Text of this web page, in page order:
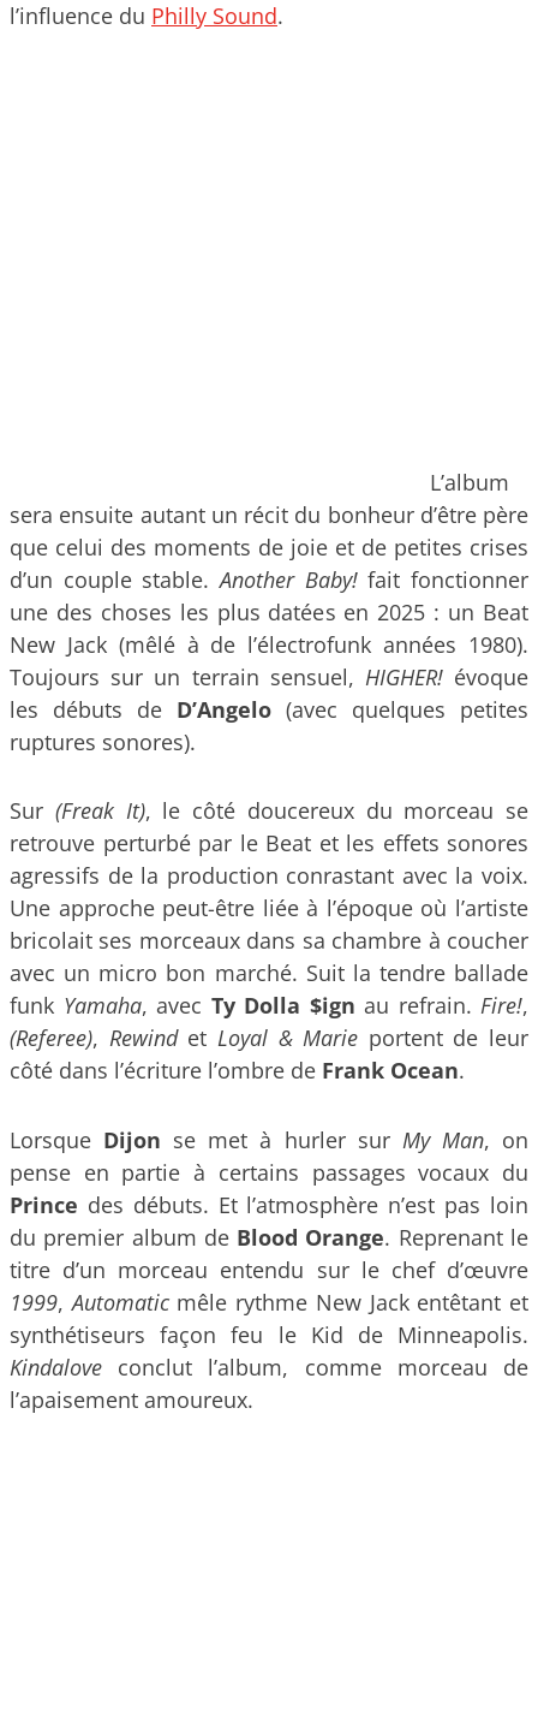
l’influence du Philly Sound.
L’album
sera ensuite autant un récit du bonheur d’être père
que celui des moments de joie et de petites crises
d’un couple stable.Another Baby!fait fonctionner
une des choses les plus datées en 2025 : un Beat
New Jack (mêlé à de l’électrofunk années 1980).
Toujours sur un terrain sensuel, HIGHER!évoque
les débuts de D’Angelo (avec quelques petites
ruptures sonores).
Sur (Freak It), le côté doucereux du morceau se
retrouve perturbé par le Beat et les effets sonores
agressifs de la production conrastant avec la voix.
Une approche peut-être liée à l’époque où l’artiste
bricolait ses morceaux dans sa chambre à coucher
avec un micro bon marché. Suit la tendre ballade
funk Yamaha, avec Ty Dolla $ign au refrain. Fire!,
(Referee), Rewindet Loyal & Marie portent de leur
côté dans l’écriture l’ombre de Frank Ocean.
Lorsque Dijon se met à hurler sur My Man, on
pense en partie à certains passages vocaux du
Prince des débuts. Et l’atmosphère n’est pas loin
du premier album de Blood Orange. Reprenant le
titre d’un morceau entendu sur le chef d’œuvre
1999,Automaticmêle rythme New Jack entêtant et
synthétiseurs façon feu le Kid de Minneapolis.
Kindalove conclut l’album, comme morceau de
l’apaisement amoureux.